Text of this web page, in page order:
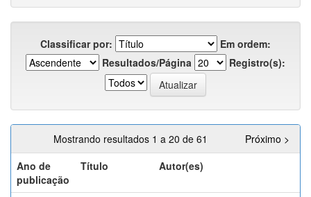
Classificar por:
Em ordem:
Resultados/Página
Registro(s):
Mostrando resultados 1 a 20 de 61
Próximo >
Ano de
publicação
Título Autor(es)